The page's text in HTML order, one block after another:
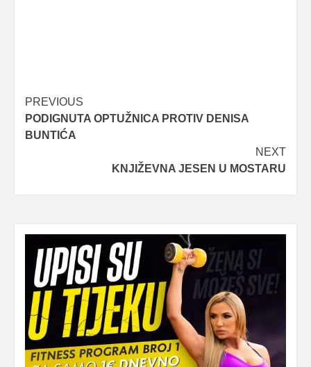
Post
navigation
PREVIOUS
PODIGNUTA OPTUŽNICA PROTIV DENISA
BUNTIĆA
NEXT
KNJIŽEVNA JESEN U MOSTARU